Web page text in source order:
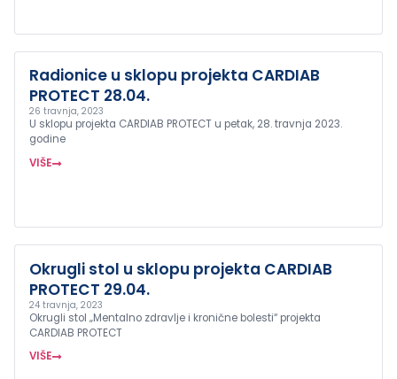
Radionice u sklopu projekta CARDIAB
PROTECT 28.04.
26 travnja, 2023
U sklopu projekta CARDIAB PROTECT u petak, 28. travnja 2023.
godine
VIŠE
Okrugli stol u sklopu projekta CARDIAB
PROTECT 29.04.
24 travnja, 2023
Okrugli stol „Mentalno zdravlje i kronične bolesti“ projekta
CARDIAB PROTECT
VIŠE